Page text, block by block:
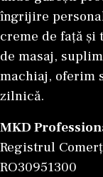
îngrijire
creme de față
de masaj,
machiaj, oferim
zilnică.
MKD
Registrul
RO30951300